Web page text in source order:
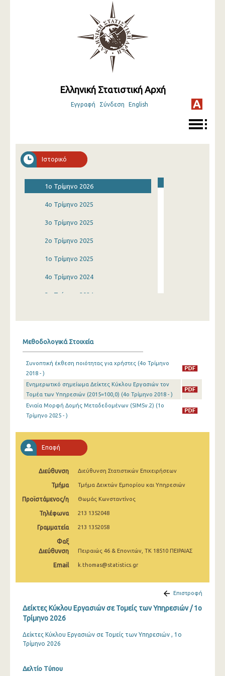
Ελληνική Στατιστική Αρχή
Εγγραφή Σύνδεση English
Ιστορικό
1o Τρίμηνο 2026
4o Τρίμηνο 2025
3o Τρίμηνο 2025
2o Τρίμηνο 2025
1o Τρίμηνο 2025
4o Τρίμηνο 2024
3o Τρίμηνο 2024
3o Τρίμηνο 2023
2o Τρίμηνο 2023
1o Τρίμηνο 2023
3o Τρίμηνο 2022
2o Τρίμηνο 2022
1o Τρίμηνο 2022
3o Τρίμηνο 2021
2o Τρίμηνο 2021
1o Τρίμηνο 2021
4o Τρίμηνο 2020
3o Τρίμηνο 2020
2o Τρίμηνο 2020
1o Τρίμηνο 2020
4o Τρίμηνο 2019
Μεθοδολογικά Στοιχεία
Συνοπτική έκθεση ποιότητας για χρήστες (4o Τρίμηνο
2018 - )
Ενημερωτικό σημείωμα Δείκτες Κύκλου Εργασιών τον
Τομέα των Υπηρεσιών (2015=100,0) (4o Τρίμηνο 2018 - )
Ενιαία Μορφή Δομής Μεταδεδομένων (SIMSv.2) (1o
Τρίμηνο 2025 - )
Επαφή
Διεύθυνση Διεύθυνση Στατιστικών Επιχειρήσεων
Τμήμα Τμήμα Δεικτών Εμπορίου και Υπηρεσιών
Προϊστάμενος/η Θωμάς Κωνσταντίνος
Τηλέφωνα 213 1352048
Γραμματεία 213 1352058
Φαξ
Διεύθυνση
Πειραιώς 46 & Επονιτών, ΤΚ 18510 ΠΕΙΡΑΙΑΣ
Email k.thomas@statistics.gr
Επιστροφή
Δείκτες Κύκλου Εργασιών σε Τομείς των Υπηρεσιών / 1o
Τρίμηνο 2026
Δείκτες Κύκλου Εργασιών σε Τομείς των Υπηρεσιών , 1ο
Τρίμηνο 2026
Δελτίο Τύπου